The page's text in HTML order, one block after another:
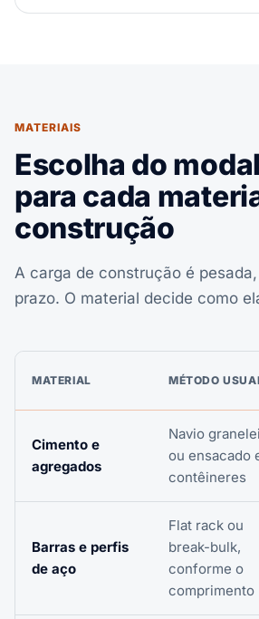
MATERIAIS
Escolha do
para cada
construção
A carga de construção é
prazo. O material decide como
MATERIAL MÉTODO
Cimento e
agregados
Navio
ou ensacado
contêineres
Barras e perfis
de aço
Flat rack ou
break-bulk,
conforme o
comprimento